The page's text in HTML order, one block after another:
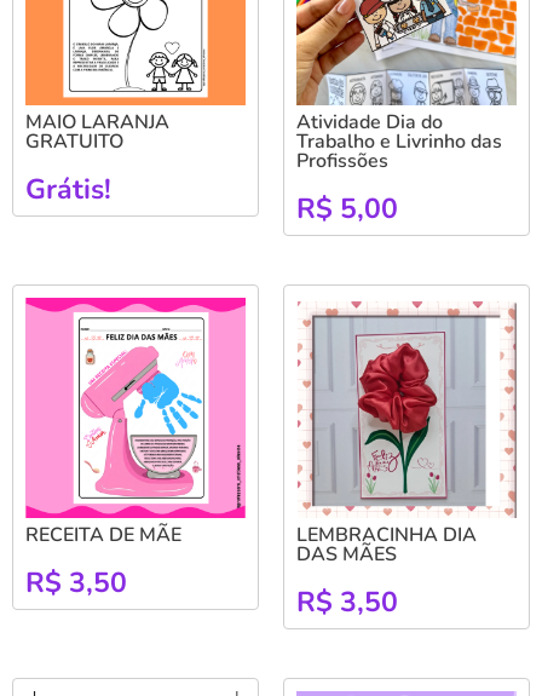
MAIO LARANJA
GRATUITO
Grátis!
Atividade Dia do
Trabalho e Livrinho das
Profissões
R$ 5,00
RECEITA DE MÃE
R$ 3,50
LEMBRACINHA DIA
DAS MÃES
R$ 3,50